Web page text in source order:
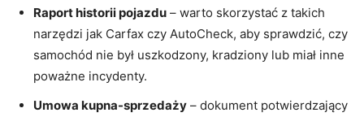
Raport historii‌ pojazdu – ‌warto ‌skorzystać​ z takich
narzędzi jak ⁤Carfax czy AutoCheck, aby sprawdzić, czy⁤
samochód ​nie był uszkodzony,​ kradziony lub miał inne
poważne incydenty.
Umowa ⁤kupna-sprzedaży – dokument potwierdzający